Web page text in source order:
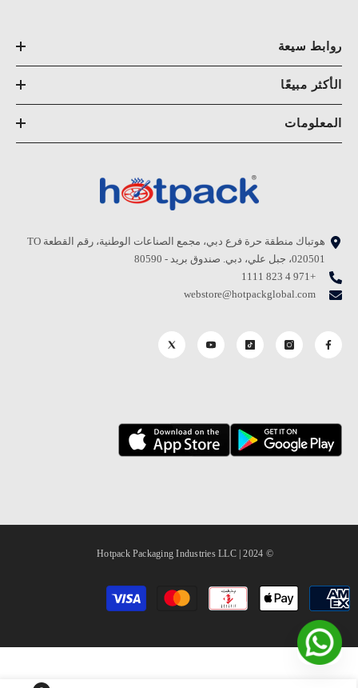
روابط سيعة
الأكثر مبيعًا
المعلومات
هوتباك منطقة حرة فرع دبي، مجمع الصناعات الوطنية، رقم القطعة TO
020501، جبل علي، دبي. صندوق بريد - 80590
+971 4 823 1111
webstore@hotpackglobal.com
© 2024 | Hotpack Packaging Industries LLC
طرق
الدفع